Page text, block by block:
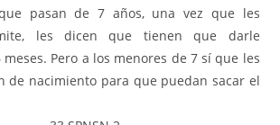
pasan de 7 años, una vez que les
les dicen que tienen que darle
Pero a los menores de 7 sí que les
de nacimiento para que puedan sacar el